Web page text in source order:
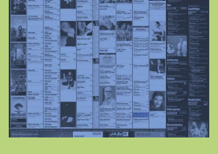
KULTplan
jeden Monat neu
Alle Veranstaltungen der freien Kulturszene gebündelt
und chic verpackt:
KULTURPLAN ABO